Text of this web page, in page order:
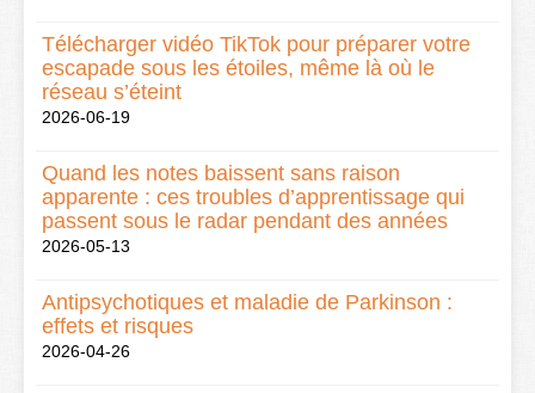
Télécharger vidéo TikTok pour préparer votre
escapade sous les étoiles, même là où le
réseau s’éteint
2026-06-19
Quand les notes baissent sans raison
apparente : ces troubles d’apprentissage qui
passent sous le radar pendant des années
2026-05-13
Antipsychotiques et maladie de Parkinson :
effets et risques
2026-04-26